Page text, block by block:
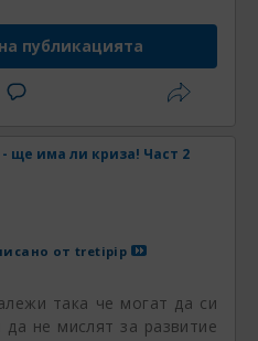
публикацията
ще има ли криза! Част 2
отtretipip
така че могат да си
не мислят за развитие